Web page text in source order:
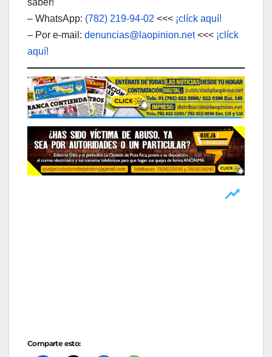
saber!
– WhatsApp: (782) 219-94-02 <<< ¡clíck aquí!
– Por e-mail: denuncias@laopinion.net<<< ¡clíck
aquí!
Comparte esto: